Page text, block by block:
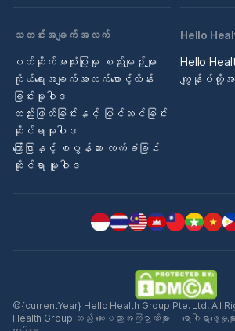
သတင်းအချက်အလက်
ဝဘ်ဆိုက်အသုံးပြုမှု စည်းမျဉ်းများ
ကိုယ်ရေးအချက်အလက်စောင့်ထိန်း
ခြင်းမူဝါဒ
တည်းဖြတ်ခြင်းနှင့် ပြင်ဆင်ခြင်း
ဆိုင်ရာမူဝါဒ
ကြော်ငြာနှင့် စပွန်ဆာ လက်ခံခြင်း
ဆိုင်ရာ မူဝါဒ
Hello
Hello
ကျွန်ုပ်တို့အကြ
©{currentYear} Hello Health Group Pte. Ltd. All
Health Group သည် ဆေးပညာအကြံဉာဏ်များ၊ ရောဂါရှာဖွေ